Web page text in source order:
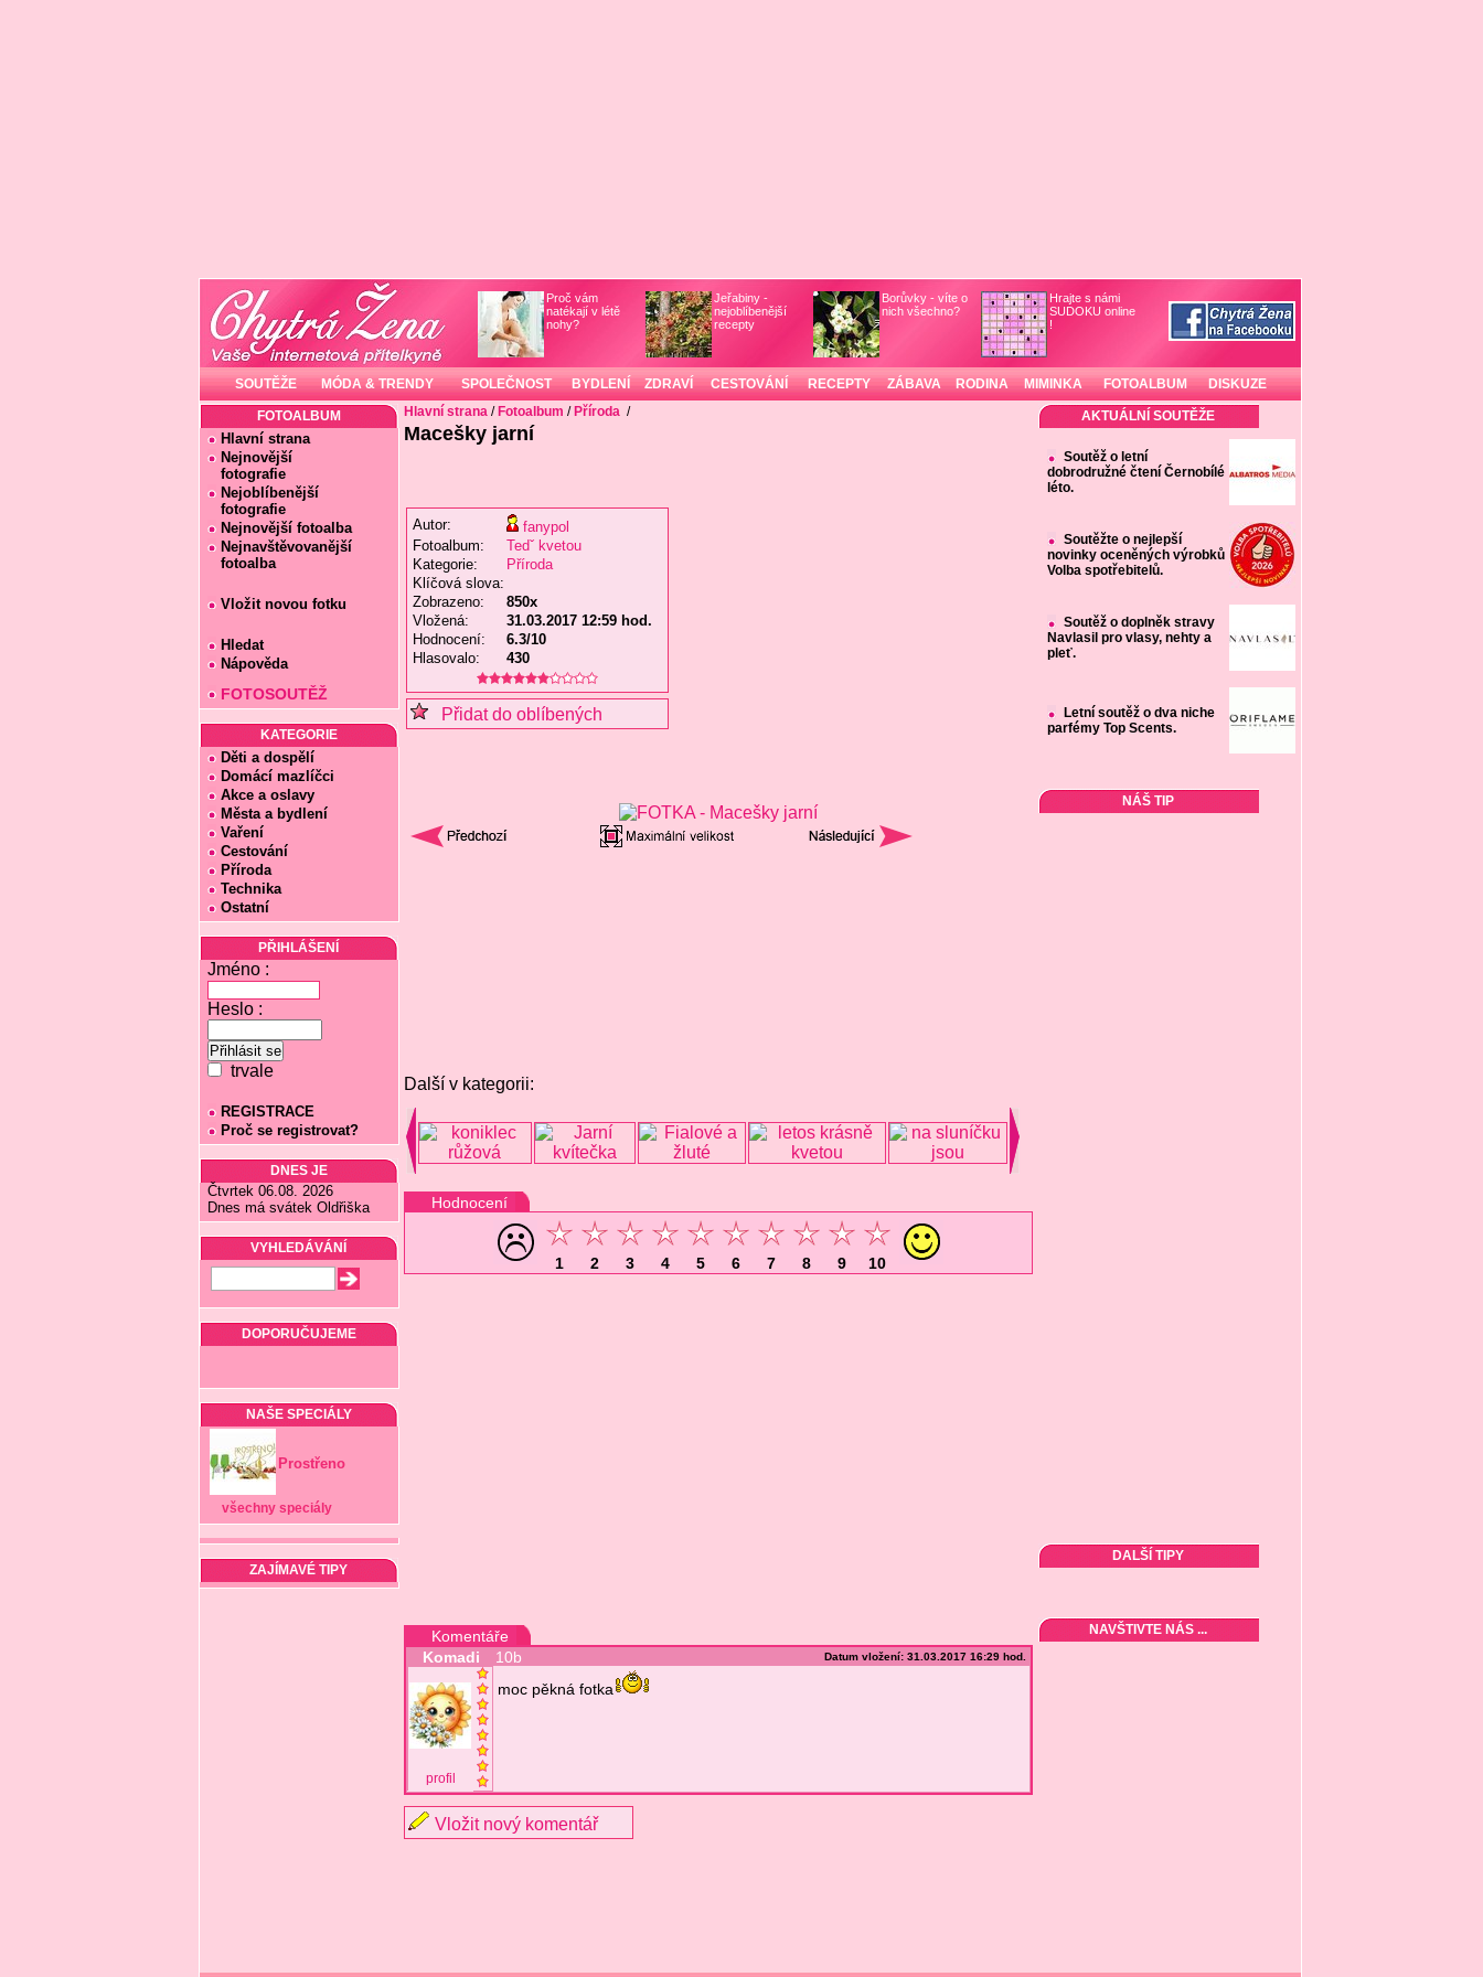
Proč vám
natékají v létě
nohy?
Jeřabiny -
nejoblíbenější
recepty
Borůvky - víte o
nich všechno?
Hrajte s námi
SUDOKU online
!
SOUTĚŽE MÓDA & TRENDY SPOLEČNOST BYDLENÍ ZDRAVÍ CESTOVÁNÍ RECEPTY ZÁBAVA RODINA MIMINKA FOTOALBUM DISKUZE
FOTOALBUM
Hlavní strana
Nejnovější
fotografie
Nejoblíbenější
fotografie
Nejnovější fotoalba
Nejnavštěvovanější
fotoalba
Vložit novou fotku
Hledat
Nápověda
FOTOSOUTĚŽ
KATEGORIE
Děti a dospělí
Domácí mazlíčci
Akce a oslavy
Města a bydlení
Vaření
Cestování
Příroda
Technika
Ostatní
PŘIHLÁŠENÍ
Jméno :
Heslo :
trvale
REGISTRACE
Proč se registrovat?
DNES JE
Čtvrtek 06.08. 2026
Dnes má svátek Oldřiška
VYHLEDÁVÁNÍ
DOPORUČUJEME
NAŠE SPECIÁLY
Prostřeno
všechny speciály
ZAJÍMAVÉ TIPY
Hlavní strana/ Fotoalbum / Příroda /
Macešky jarní
Autor:
fanypol
Fotoalbum:
Tedˇ kvetou
Kategorie:
Příroda
Klíčová slova:
Zobrazeno:
850x
Vložená:
31.03.2017 12:59 hod.
Hodnocení:
6.3/10
Hlasovalo:
430
Přidat do oblíbených
Další v kategorii:
Hodnocení
1 2 3 4 5 6 7 8 9 10
Komentáře
Komadi
10b Datum vložení: 31.03.2017 16:29 hod.
profil
moc pěkná fotka
Vložit nový komentář
AKTUÁLNÍ SOUTĚŽE
Soutěž o letní
dobrodružné čtení Černobílé
léto.
Soutěžte o nejlepší
novinky oceněných výrobků
Volba spotřebitelů.
Soutěž o doplněk stravy
Navlasil pro vlasy, nehty a
pleť.
Letní soutěž o dva niche
parfémy Top Scents.
NÁŠ TIP
DALŠÍ TIPY
NAVŠTIVTE NÁS ...